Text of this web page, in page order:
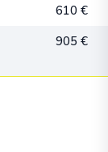
610 €
905 €